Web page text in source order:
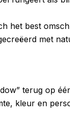
het best
met
terug op
kleur en